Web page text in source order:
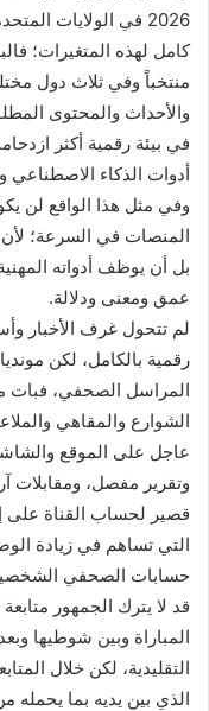
2026 في الولايات
منتخباً وفي ثلاث دول
والأحداث والمحتوى
في بيئة رقمية أكثر
أدوات الذكاء
وفي مثل هذا الواقع لن
المنصات في السرعة؛
بل أن يوظف أدواته
عمق ومعنى ودلالة.
لم تتحول غرف الأخبار
رقمية بالكامل، لكن
المراسل الصحفي، فبات
الشوارع والمقاهي
عاجل على الموقع
وتقرير مفصل، ومقابلات
التي تساهم في زيادة
حسابات الصحفي
قد لا يترك الجمهور
المباراة وبين شوطيها
التقليدية، لكن خلال
الذي بين يديه بما يحمله